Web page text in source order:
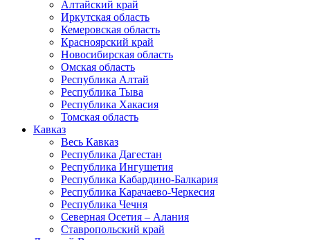
Алтайский край
Иркутская область
Кемеровская область
Красноярский край
Новосибирская область
Омская область
Республика Алтай
Республика Тыва
Республика Хакасия
Томская область
Кавказ
Весь Кавказ
Республика Дагестан
Республика Ингушетия
Республика Кабардино-Балкария
Республика Карачаево-Черкесия
Республика Чечня
Северная Осетия – Алания
Ставропольский край